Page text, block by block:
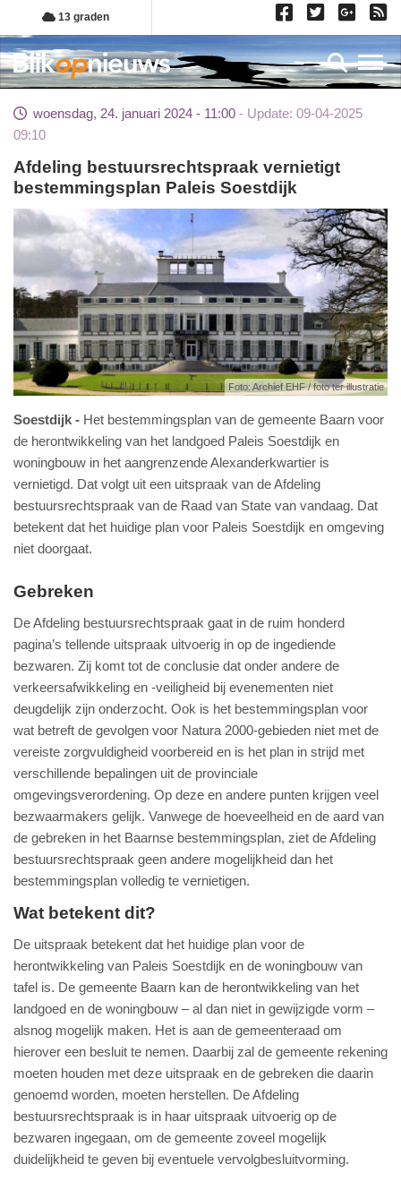
Overslaan
en
naar
de
gaan
13 graden
woensdag, 24. januari 2024 - 11:00
Update: 09-04-2025
09:10
Afdeling bestuursrechtspraak vernietigt
bestemmingsplan Paleis Soestdijk
Foto: Archief EHF / foto ter illustratie
Soestdijk
Het bestemmingsplan van de gemeente Baarn voor
de herontwikkeling van het landgoed Paleis Soestdijk en
woningbouw in het aangrenzende Alexanderkwartier is
vernietigd. Dat volgt uit een uitspraak van de Afdeling
bestuursrechtspraak van de Raad van State van vandaag. Dat
betekent dat het huidige plan voor Paleis Soestdijk en omgeving
niet doorgaat.
Gebreken
De Afdeling bestuursrechtspraak gaat in de ruim honderd
pagina’s tellende uitspraak uitvoerig in op de ingediende
bezwaren. Zij komt tot de conclusie dat onder andere de
verkeersafwikkeling en -veiligheid bij evenementen niet
deugdelijk zijn onderzocht. Ook is het bestemmingsplan voor
wat betreft de gevolgen voor Natura 2000-gebieden niet met de
vereiste zorgvuldigheid voorbereid en is het plan in strijd met
verschillende bepalingen uit de provinciale
omgevingsverordening. Op deze en andere punten krijgen veel
bezwaarmakers gelijk. Vanwege de hoeveelheid en de aard van
de gebreken in het Baarnse bestemmingsplan, ziet de Afdeling
bestuursrechtspraak geen andere mogelijkheid dan het
bestemmingsplan volledig te vernietigen.
Wat betekent dit?
De uitspraak betekent dat het huidige plan voor de
herontwikkeling van Paleis Soestdijk en de woningbouw van
tafel is. De gemeente Baarn kan de herontwikkeling van het
landgoed en de woningbouw – al dan niet in gewijzigde vorm –
alsnog mogelijk maken. Het is aan de gemeenteraad om
hierover een besluit te nemen. Daarbij zal de gemeente rekening
moeten houden met deze uitspraak en de gebreken die daarin
genoemd worden, moeten herstellen. De Afdeling
bestuursrechtspraak is in haar uitspraak uitvoerig op de
bezwaren ingegaan, om de gemeente zoveel mogelijk
duidelijkheid te geven bij eventuele vervolgbesluitvorming.